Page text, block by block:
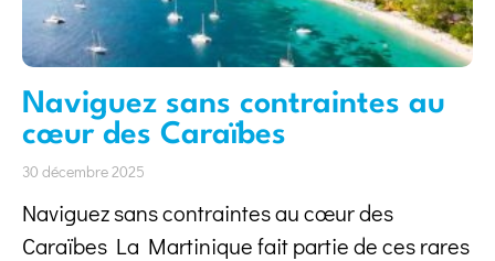
Naviguez sans contraintes au
cœur des Caraïbes
30 décembre 2025
Naviguez sans contraintes au cœur des
Caraïbes La Martinique fait partie de ces rares